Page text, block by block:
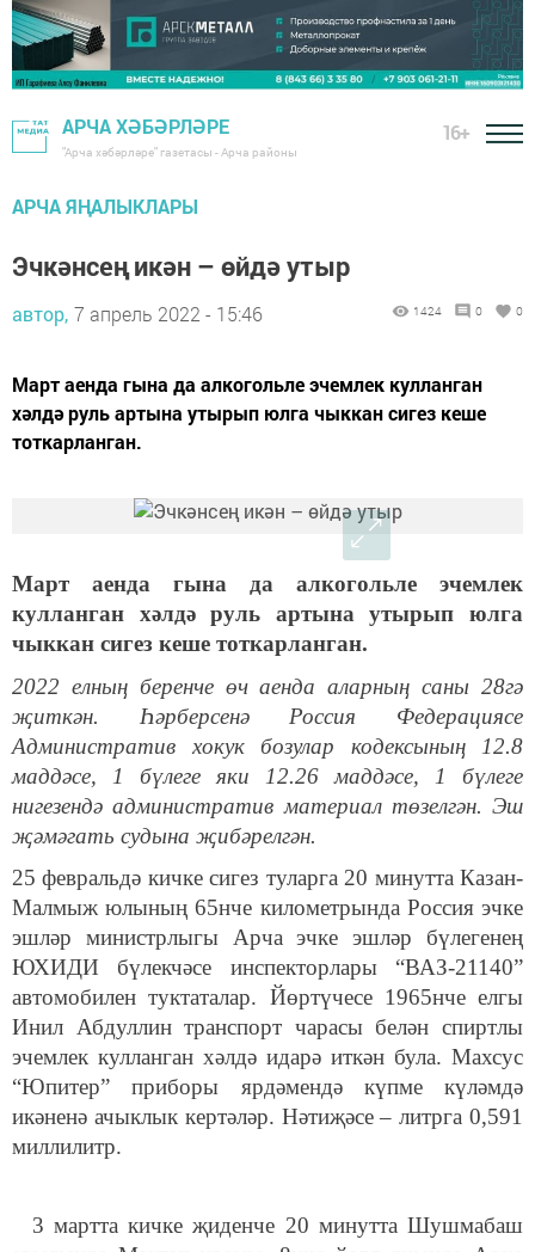
АРЧА ХӘБӘРЛӘРЕ
"Арча хәбәрләре" газетасы - Арча районы
16+
АРЧА ЯҢАЛЫКЛАРЫ
Эчкәнсең икән – өйдә утыр
автор, 7 апрель 2022 - 15:46 1424 0 0
​​​​​​​Март аенда гына да алкогольле эчемлек кулланган
хәлдә руль артына утырып юлга чыккан сигез кеше
тоткарланган.
Март аенда гына да алкогольле эчемлек
кулланган хәлдә руль артына утырып юлга
чыккан сигез кеше тоткарланган.
2022 елның беренче өч аенда аларның саны 28гә
җиткән. Һәрберсенә Россия Федерациясе
Административ хокук бозулар кодексының 12.8
маддәсе, 1 бүлеге яки 12.26 маддәсе, 1 бүлеге
нигезендә административ материал төзелгән. Эш
җәмәгать судына җибәрелгән.
25 февральдә кичке сигез туларга 20 минутта Казан-
Малмыж юлының 65нче километрында Россия эчке
эшләр министрлыгы Арча эчке эшләр бүлегенең
ЮХИДИ бүлекчәсе инспекторлары “ВАЗ-21140”
автомобилен туктаталар. Йөртүчесе 1965нче елгы
Инил Абдуллин транспорт чарасы белән спиртлы
эчемлек кулланган хәлдә идарә иткән була. Махсус
“Юпитер” приборы ярдәмендә күпме күләмдә
икәненә ачыклык кертәләр. Нәтиҗәсе – литрга 0,591
миллилитр.
3 мартта кичке җиденче 20 минутта Шушмабаш